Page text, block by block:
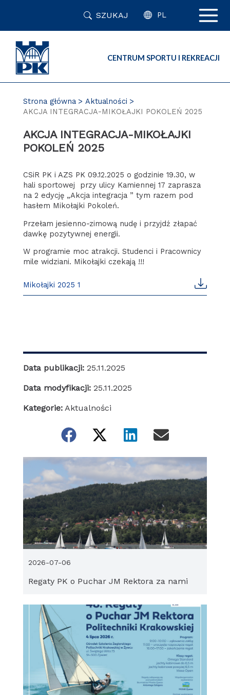
SZUKAJ PL
CENTRUM SPORTU I REKREACJI
Strona główna
Aktualności
AKCJA INTEGRACJA-MIKOŁAJKI POKOLEŃ 2025
AKCJA INTEGRACJA-MIKOŁAJKI
POKOLEŃ 2025
CSiR PK i AZS PK 09.12.2025 o godzinie 19.30, w
hali sportowej przy ulicy Kamiennej 17 zaprasza
na 2 edycję „Akcja integracja ” tym razem pod
hasłem Mikołajki Pokoleń.
Przełam jesienno-zimową nudę i przyjdź złapać
dawkę pozytywnej energii.
W programie moc atrakcji. Studenci i Pracownicy
mile widziani. Mikołajki czekają !!!
Mikołajki 2025 1
Data publikacji: 25.11.2025
Data modyfikacji: 25.11.2025
Kategorie: Aktualności
Regaty PK o Puchar JM Rektora za nami
2026-07-06